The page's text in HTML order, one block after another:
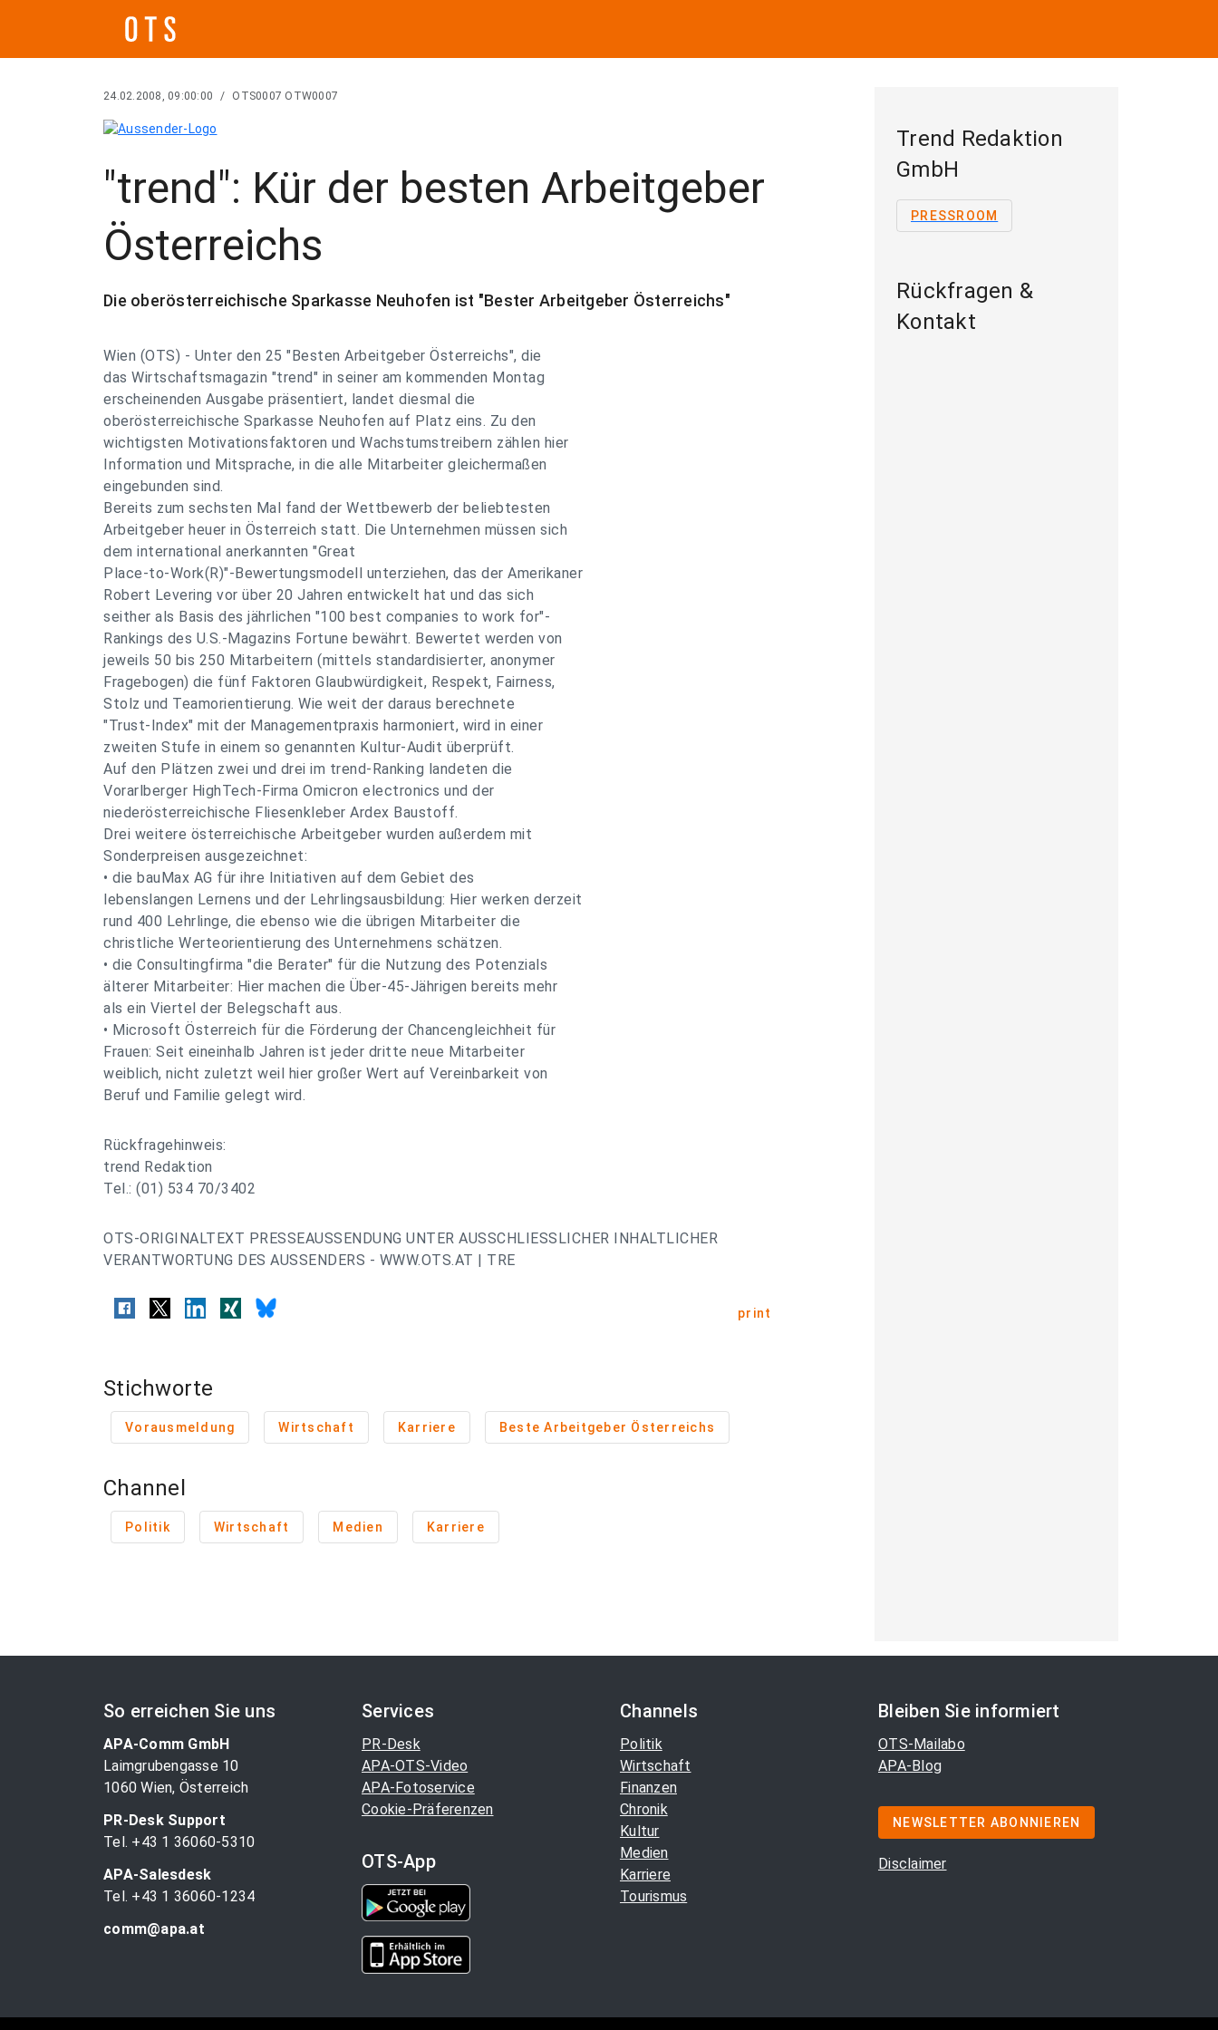
24.02.2008, 09:00:00 / OTS0007 OTW0007
"trend": Kür der besten Arbeitgeber
Österreichs
Die oberösterreichische Sparkasse Neuhofen ist "Bester Arbeitgeber Österreichs"
Wien (OTS) - Unter den 25 "Besten Arbeitgeber Österreichs", die
das Wirtschaftsmagazin "trend" in seiner am kommenden Montag
erscheinenden Ausgabe präsentiert, landet diesmal die
oberösterreichische Sparkasse Neuhofen auf Platz eins. Zu den
wichtigsten Motivationsfaktoren und Wachstumstreibern zählen hier
Information und Mitsprache, in die alle Mitarbeiter gleichermaßen
eingebunden sind.
Bereits zum sechsten Mal fand der Wettbewerb der beliebtesten
Arbeitgeber heuer in Österreich statt. Die Unternehmen müssen sich
dem international anerkannten "Great
Place-to-Work(R)"-Bewertungsmodell unterziehen, das der Amerikaner
Robert Levering vor über 20 Jahren entwickelt hat und das sich
seither als Basis des jährlichen "100 best companies to work for"-
Rankings des U.S.-Magazins Fortune bewährt. Bewertet werden von
jeweils 50 bis 250 Mitarbeitern (mittels standardisierter, anonymer
Fragebogen) die fünf Faktoren Glaubwürdigkeit, Respekt, Fairness,
Stolz und Teamorientierung. Wie weit der daraus berechnete
"Trust-Index" mit der Managementpraxis harmoniert, wird in einer
zweiten Stufe in einem so genannten Kultur-Audit überprüft.
Auf den Plätzen zwei und drei im trend-Ranking landeten die
Vorarlberger HighTech-Firma Omicron electronics und der
niederösterreichische Fliesenkleber Ardex Baustoff.
Drei weitere österreichische Arbeitgeber wurden außerdem mit
Sonderpreisen ausgezeichnet:
• die bauMax AG für ihre Initiativen auf dem Gebiet des
lebenslangen Lernens und der Lehrlingsausbildung: Hier werken derzeit
rund 400 Lehrlinge, die ebenso wie die übrigen Mitarbeiter die
christliche Werteorientierung des Unternehmens schätzen.
• die Consultingfirma "die Berater" für die Nutzung des Potenzials
älterer Mitarbeiter: Hier machen die Über-45-Jährigen bereits mehr
als ein Viertel der Belegschaft aus.
• Microsoft Österreich für die Förderung der Chancengleichheit für
Frauen: Seit eineinhalb Jahren ist jeder dritte neue Mitarbeiter
weiblich, nicht zuletzt weil hier großer Wert auf Vereinbarkeit von
Beruf und Familie gelegt wird.
Rückfragehinweis:
trend Redaktion
Tel.: (01) 534 70/3402
OTS-ORIGINALTEXT PRESSEAUSSENDUNG UNTER AUSSCHLIESSLICHER INHALTLICHER
VERANTWORTUNG DES AUSSENDERS - WWW.OTS.AT | TRE
print
Stichworte
Vorausmeldung Wirtschaft Karriere Beste Arbeitgeber Österreichs
Channel
Politik Wirtschaft Medien Karriere
Trend Redaktion
GmbH
PRESSROOM
Rückfragen &
Kontakt
So erreichen Sie uns
APA-Comm GmbH
Laimgrubengasse 10
1060 Wien, Österreich
PR-Desk Support
Tel. +43 1 36060-5310
APA-Salesdesk
Tel. +43 1 36060-1234
comm@apa.at
Services
PR-Desk
APA-OTS-Video
APA-Fotoservice
Cookie-Präferenzen
OTS-App
Channels
Politik
Wirtschaft
Finanzen
Chronik
Kultur
Medien
Karriere
Tourismus
Bleiben Sie informiert
OTS-Mailabo
APA-Blog
NEWSLETTER ABONNIEREN
Disclaimer